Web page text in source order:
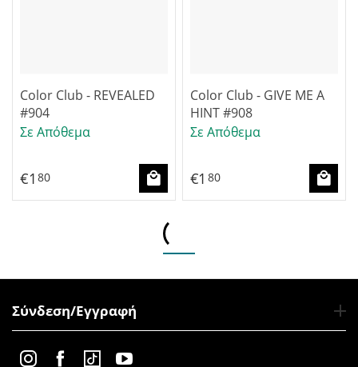
Color Club - REVEALED
#904
Σε Απόθεμα
€1 80
Color Club - GIVE ME A
HINT #908
Σε Απόθεμα
€1 80
Σύνδεση/Εγγραφή